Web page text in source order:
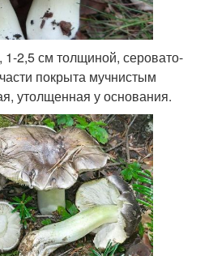
2,5 см толщиной, серовато-
покрыта мучнистым
утолщенная у основания.